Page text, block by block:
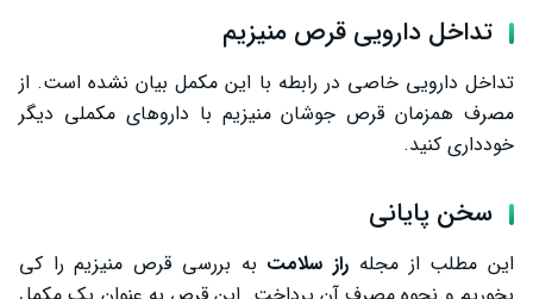
تداخل دارویی قرص منیزیم
تداخل دارویی خاصی در رابطه با این مکمل بیان نشده است. از
مصرف همزمان قرص جوشان منیزیم با داروهای مکملی دیگر
خودداری کنید.
سخن پایانی
این مطلب از مجله راز سلامت به بررسی قرص منیزیم را کی